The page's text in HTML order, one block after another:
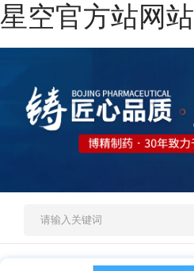
星空官方站网站
网站星空官方站网站
施工案例
人才招聘
星空官方站网站-星空(中国)